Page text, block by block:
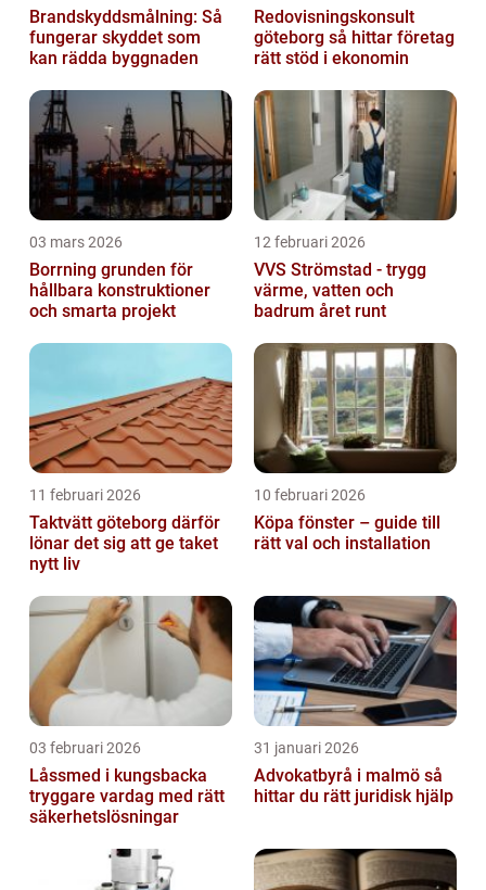
Brandskyddsmålning: Så
fungerar skyddet som
kan rädda byggnaden
Redovisningskonsult
göteborg så hittar företag
rätt stöd i ekonomin
03 mars 2026
Borrning grunden för
hållbara konstruktioner
och smarta projekt
12 februari 2026
VVS Strömstad - trygg
värme, vatten och
badrum året runt
11 februari 2026
Taktvätt göteborg därför
lönar det sig att ge taket
nytt liv
10 februari 2026
Köpa fönster – guide till
rätt val och installation
03 februari 2026
Låssmed i kungsbacka
tryggare vardag med rätt
säkerhetslösningar
31 januari 2026
Advokatbyrå i malmö så
hittar du rätt juridisk hjälp